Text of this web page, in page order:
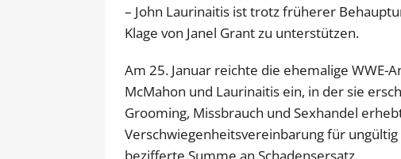
– John Laurinaitis ist trotz früherer
Klage von Janel Grant zu unterstützen.
Am 25. Januar reichte die ehemalige WWE-
McMahon und Laurinaitis ein, in der sie
Grooming, Missbrauch und Sexhandel
Verschwiegenheitsvereinbarung für